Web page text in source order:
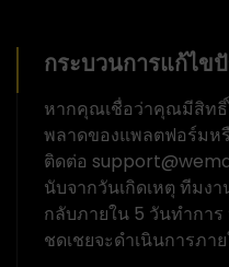
กระบวนการแก้ไข
หากคุณเชื่อว่าคุณมีสิทธิ์
พลาดของแพลตฟอร์มห
ติดต่อ
นับจากวันเกิดเหตุ ทีมง
กลับภายใน 5 วันทำการ
ชดเชยจะดำเนินการภา